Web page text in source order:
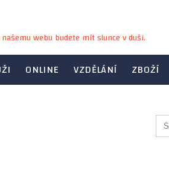
webu budete mít slunce v duši.
ONLINE VZDĚLÁNÍ ZBOŽÍ